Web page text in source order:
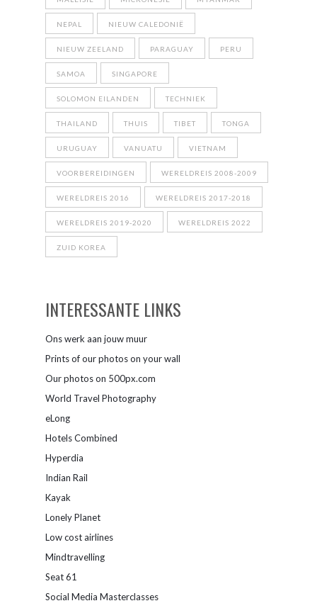
NEPAL NIEUW CALEDONIË
NIEUW ZEELAND PARAGUAY PERU
SAMOA SINGAPORE
SOLOMON EILANDEN TECHNIEK
THAILAND THUIS TIBET TONGA
URUGUAY VANUATU VIETNAM
VOORBEREIDINGEN WERELDREIS 2008-2009
WERELDREIS 2016 WERELDREIS 2017-2018
WERELDREIS 2019-2020 WERELDREIS 2022
ZUID KOREA
INTERESSANTE LINKS
Ons werk aan jouw muur
Prints of our photos on your wall
Our photos on 500px.com
World Travel Photography
eLong
Hotels Combined
Hyperdia
Indian Rail
Kayak
Lonely Planet
Low cost airlines
Mindtravelling
Seat 61
Social Media Masterclasses